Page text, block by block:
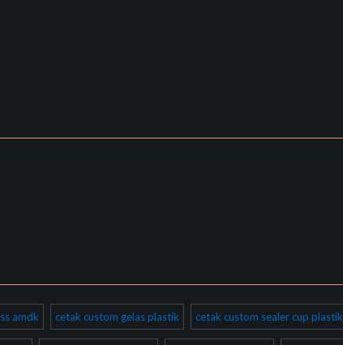
amdk cetak custom gelas plastik cetak custom sealer cup plastik